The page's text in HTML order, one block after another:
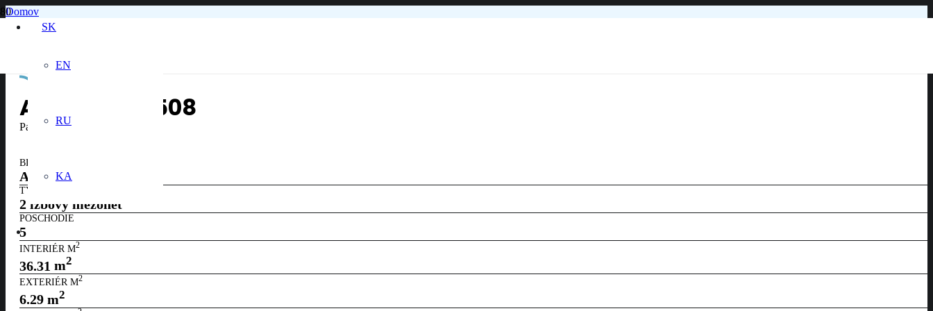
SK
EN
RU
KA
Domov
5. poschodie
APARTMÁN 508
Panoramatický výhľad na jazero
BLOK
A
TYP
2 izbový mezonet
POSCHODIE
5
INTERIÉR M2
36.31 m2
EXTERIÉR M2
6.29 m2